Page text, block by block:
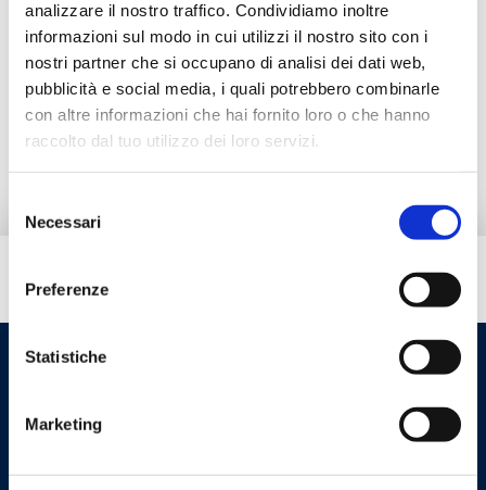
analizzare il nostro traffico. Condividiamo inoltre
informazioni sul modo in cui utilizzi il nostro sito con i
nostri partner che si occupano di analisi dei dati web,
pubblicità e social media, i quali potrebbero combinarle
con altre informazioni che hai fornito loro o che hanno
raccolto dal tuo utilizzo dei loro servizi.
delNecessari
Preferenze
Statistiche
Marketing
Documentation
Pièces de rechange